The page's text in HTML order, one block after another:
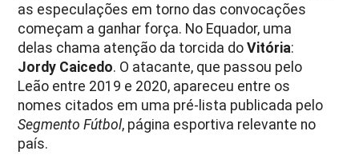
as especulações em torno das convocações
começam a ganhar força. No Equador, uma
delas chama atenção da torcida doVitória:
Jordy Caicedo. O atacante, que passou pelo
Leão entre 2019 e 2020, apareceu entre os
nomes citados em uma pré-lista publicada pelo
Segmento Fútbol, página esportiva relevante no
país.